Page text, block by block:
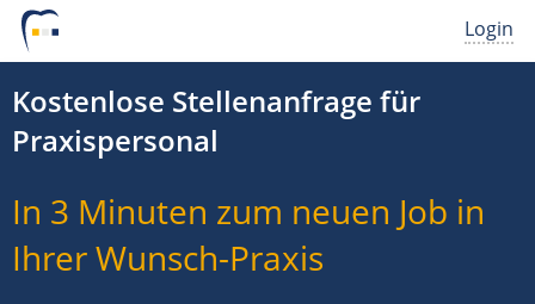
Login
Kostenlose Stellenanfrage für
Praxispersonal
In 3 Minuten zum neuen Job in
Ihrer Wunsch-Praxis